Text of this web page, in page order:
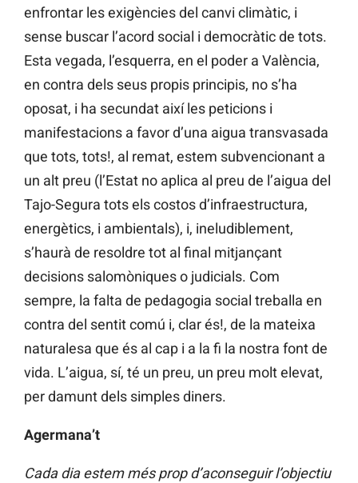
enfrontar les exigències del canvi climàtic, i
sense buscar l’acord social i democràtic de tots.
Esta vegada, l’esquerra, en el poder a València,
en contra dels seus propis principis, no s’ha
oposat, i ha secundat així les peticions i
manifestacions a favor d’una aigua transvasada
que tots, tots!, al remat, estem subvencionant a
un alt preu (l’Estat no aplica al preu de l’aigua del
Tajo-Segura tots els costos d’infraestructura,
energètics, i ambientals), i, ineludiblement,
s’haurà de resoldre tot al final mitjançant
decisions salomòniques o judicials. Com
sempre, la falta de pedagogia social treballa en
contra del sentit comú i, clar és!, de la mateixa
naturalesa que és al cap i a la fi la nostra font de
vida. L’aigua, sí, té un preu, un preu molt elevat,
per damunt dels simples diners.
Agermana’t
Cada dia estem més prop d’aconseguir l’objectiu